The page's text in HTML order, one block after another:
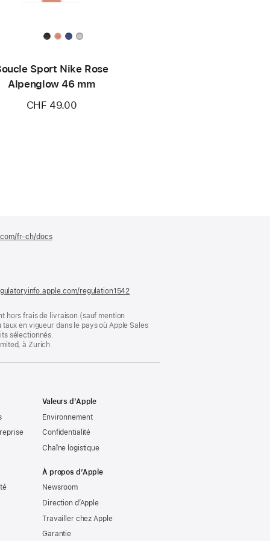
Sport Nike Rose
Alpenglow 46 mm
CHF 49.00
fr-ch/docs(s’ouvre
regulation1542
nouvelle
fenêtre)
hors frais de livraison (sauf mention
en vigueur dans le pays où Apple Sales
sélectionnés.
à Zurich.
Valeurs d’Apple
Environnement
Confidentialité
Chaîne logistique
À propos d’Apple
Newsroom
Direction d’Apple
Travailler chez Apple
Garantie